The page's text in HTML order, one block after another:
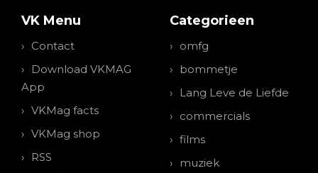
VK Menu
Contact
Download VKMAG
App
VKMag facts
VKMag shop
RSS
Categorieen
omfg
bommetje
Lang Leve de Liefde
commercials
films
muziek